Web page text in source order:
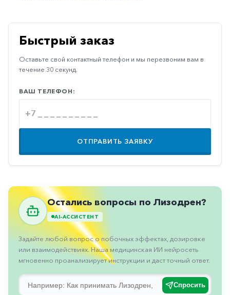
Наружные
средства
Неврологические
Офтальмология
Паркинсон
Противоаллергические
Противовирусные
Противогрибковые
Противоопухолевые
Противоподагрические
Противорвотные
Противоэпилептические
Прочее
Быстрый заказ
Оставьте свой контактный телефон и мы перезвоним вам в
течение 30 секунд.
ВАШ ТЕЛЕФОН:
ОТПРАВИТЬ ЗАЯВКУ
Остались вопросы по Лизодрен?
AI-АССИСТЕНТ
Задайте любой вопрос о побочных эффектах, дозировке
или взаимодействиях. Наша медицинская ИИ нейросеть
мгновенно проанализирует инструкции и даст точный ответ.
Спросить